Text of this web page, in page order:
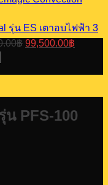
฿.
฿.
เตาอบไฟฟ้า 3
฿Original
price
119,500.00฿.
99,500.00฿Current
price
PFS-100